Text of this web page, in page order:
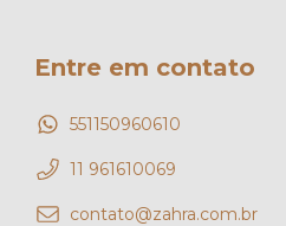
Entre em contato
551150960610
11 961610069
contato@zahra.com.br